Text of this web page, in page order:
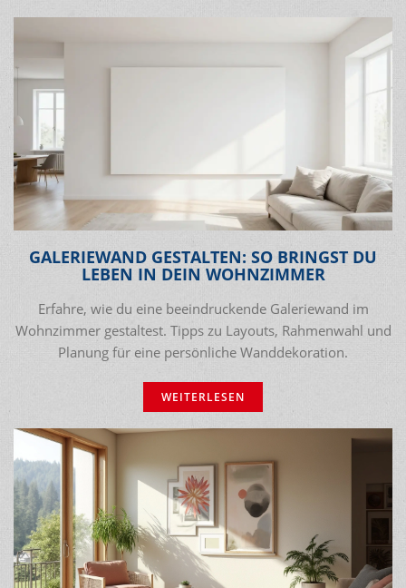
GALERIEWAND GESTALTEN: SO BRINGST DU
LEBEN IN DEIN WOHNZIMMER
Erfahre, wie du eine beeindruckende Galeriewand im
Wohnzimmer gestaltest. Tipps zu Layouts, Rahmenwahl und
Planung für eine persönliche Wanddekoration.
WEITERLESEN